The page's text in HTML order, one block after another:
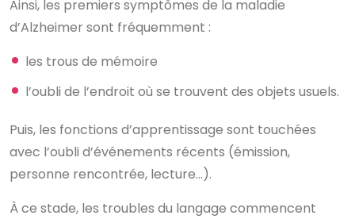
Ainsi, les premiers symptômes de la maladie
d’Alzheimer sont fréquemment :
les trous de mémoire
l’oubli de l’endroit où se trouvent des objets usuels.
Puis, les fonctions d’apprentissage sont touchées
avec l’oubli d’événements récents (émission,
personne rencontrée, lecture…).
À ce stade, les troubles du langage commencent